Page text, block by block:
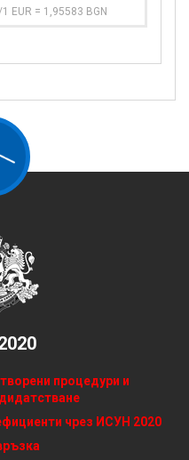
EUR = 1,95583 BGN
процедури и
чрез ИСУН 2020